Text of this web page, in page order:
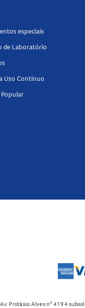
para remover manchas.
Preta G está
especiais
de Laboratório
Uso Contínuo
Popular
Protásio Alves n° 4194